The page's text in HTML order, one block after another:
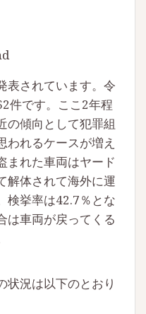
表されています。令
件です。ここ2年程
の傾向として犯罪組
われるケースが増え
まれた車両はヤード
解体されて海外に運
検挙率は42.7％とな
は車両が戻ってくる
状況は以下のとおり